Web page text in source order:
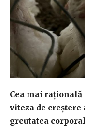
Cea mai
viteza de creștere
greutatea